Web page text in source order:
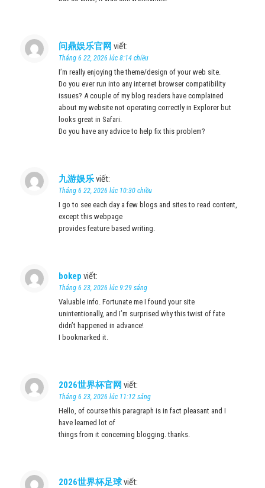
问鼎娱乐官网 viết:
Tháng 6 22, 2026 lúc 8:14 chiều
I’m really enjoying the theme/design of your web site.
Do you ever run into any internet browser compatibility
issues? A couple of my blog readers have complained
about my website not operating correctly in Explorer but
looks great in Safari.
Do you have any advice to help fix this problem?
九游娱乐viết:
Tháng 6 22, 2026 lúc 10:30 chiều
I go to see each day a few blogs and sites to read content,
except this webpage
provides feature based writing.
bokep viết:
Tháng 6 23, 2026 lúc 9:29 sáng
Valuable info. Fortunate me I found your site
unintentionally, and I’m surprised why this twist of fate
didn’t happened in advance!
I bookmarked it.
2026世界杯官网 viết:
Tháng 6 23, 2026 lúc 11:12 sáng
Hello, of course this paragraph is in fact pleasant and I
have learned lot of
things from it concerning blogging. thanks.
2026世界杯足球viết: